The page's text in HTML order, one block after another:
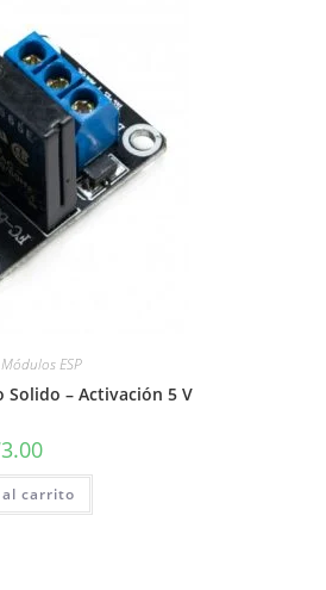
Módulos ESP
Solido – Activación 5 V
carrito